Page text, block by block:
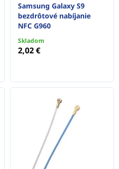
Samsung Galaxy S9
bezdrôtové nabíjanie
NFC G960
Skladom
2,02 €